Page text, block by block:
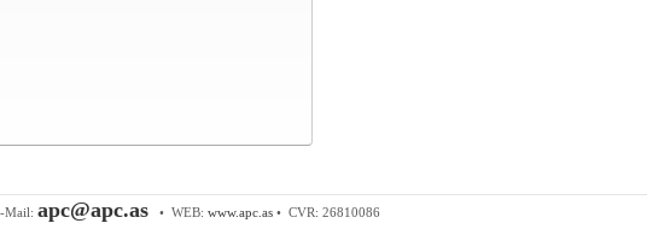
Mail: apc@apc.as • WEB: www.apc.as • CVR: 26810086